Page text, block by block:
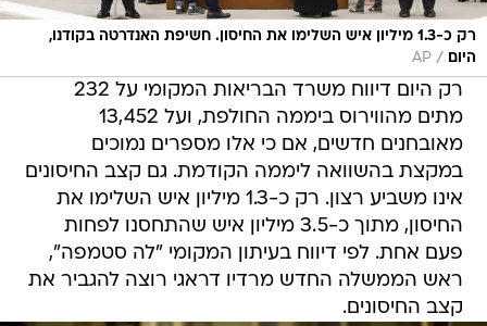
רק כ-1.3 מיליון איש השלימו את החיסון. חשיפת האנדרטה בקודנו,
היום
/
AP
רק היום דיווח משרד הבריאות המקומי על 232
מתים מהווירוס ביממה החולפת, ועל 13,452
מאובחנים חדשים, אם כי אלו מספרים נמוכים
במקצת בהשוואה ליממה הקודמת. גם קצב החיסונים
אינו משביע רצון. רק כ-1.3 מיליון איש השלימו את
החיסון, מתוך כ-3.5 מיליון איש שהתחסנו לפחות
פעם אחת. לפי דיווח בעיתון המקומי "לה סטמפה",
ראש הממשלה החדש מרדיו דראגי רוצה להגביר את
קצב החיסונים.